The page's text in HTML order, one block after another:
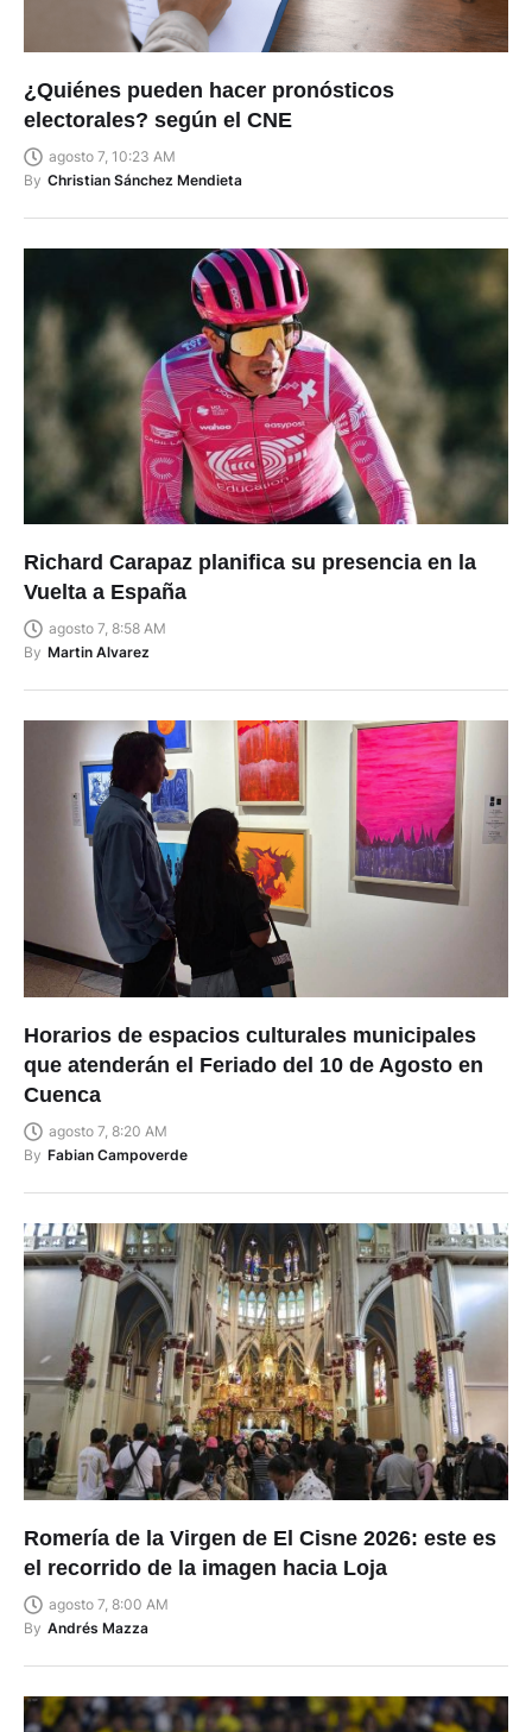
¿Quiénes pueden hacer pronósticos
electorales? según el CNE
agosto 7, 10:23 AM
By Christian Sánchez Mendieta
Richard Carapaz planifica su presencia en la
Vuelta a España
agosto 7, 8:58 AM
By Martin Alvarez
Horarios de espacios culturales municipales
que atenderán el Feriado del 10 de Agosto en
Cuenca
agosto 7, 8:20 AM
By Fabian Campoverde
Romería de la Virgen de El Cisne 2026: este es
el recorrido de la imagen hacia Loja
agosto 7, 8:00 AM
By Andrés Mazza